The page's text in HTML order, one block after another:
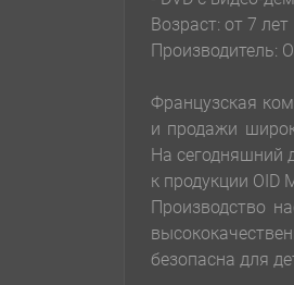
Возраст: от 7 лет
Производитель:
Французская
и продажи
На сегодняшний
к продукции OID
Производство
безопасна для